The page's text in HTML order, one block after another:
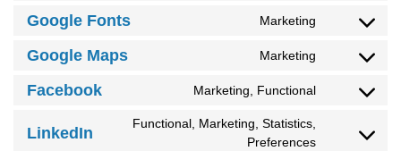
Google Fonts Marketing
Google Maps Marketing
Facebook Marketing, Functional
LinkedIn
Functional, Marketing, Statistics,
Preferences